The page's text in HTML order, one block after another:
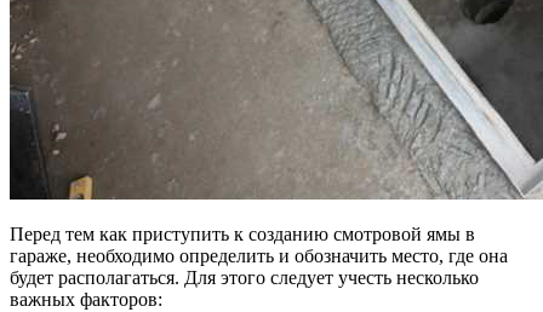
Перед тем как приступить к созданию смотровой ямы в
гараже, необходимо определить и обозначить место, где она
будет располагаться. Для этого следует учесть несколько
важных факторов: